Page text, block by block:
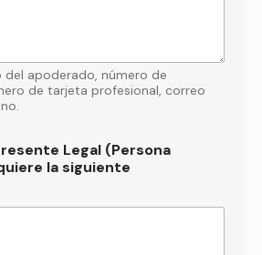
apoderado, número de
de tarjeta profesional, correo
Legal (Persona
la siguiente